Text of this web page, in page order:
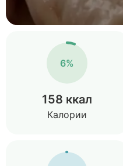
6%
158 ккал
Калории